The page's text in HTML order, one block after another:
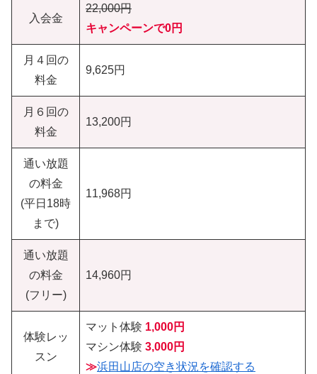
入会金
22,000円
キャンペーンで0円
月４回の
料金
9,625円
月６回の
料金
13,200円
通い放題
の料金
(平日18時
まで)
11,968円
通い放題
の料金
(フリー)
14,960円
体験レッ
スン
マット体験 1,000円
マシン体験 3,000円
≫浜田山店の空き状況を確認する